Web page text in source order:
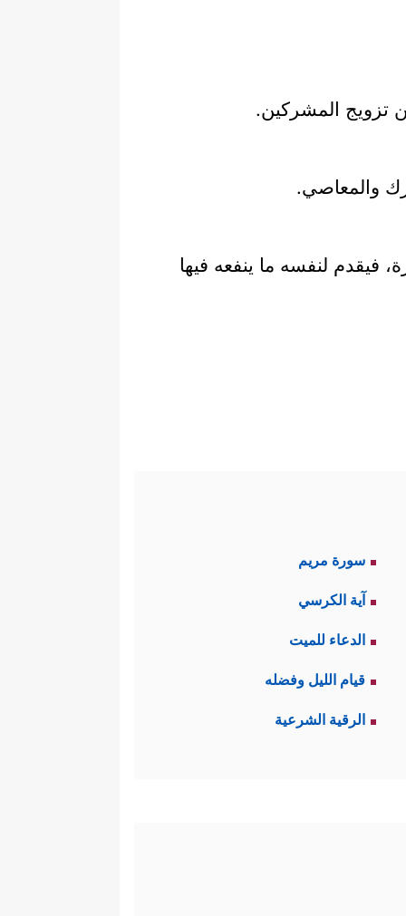
تزويج المشركين.
والمعاصي.
فيقدم لنفسه ما ينفعه فيها
سورة مريم
آية الكرسي
الدعاء للميت
قيام الليل وفضله
الرقية الشرعية